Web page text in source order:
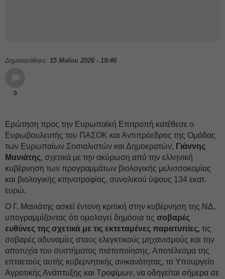
Δημοσιεύθηκε: 15 Μαΐου 2026 - 19:46
0
Ερώτηση προς την Ευρωπαϊκή Επιτροπή κατέθεσε ο
Ευρωβουλευτής του ΠΑΣΟΚ και Αντιπρόεδρος της Ομάδας
των Ευρωπαίων Σοσιαλιστών και Δημοκρατών, Γιάννης
Μανιάτης, σχετικά με την ακύρωση από την ελληνική
κυβέρνηση των προγραμμάτων βιολογικής μελισσοκομίας
και βιολογικής κτηνοτροφίας, συνολικού ύψους 134 εκατ.
ευρώ.
Ο Γ. Μανιάτης ασκεί έντονη κριτική στην κυβέρνηση της ΝΔ,
υπογραμμίζοντας ότι ομολογεί δημόσια τις σοβαρές
ευθύνες της σχετικά με τις εκτεταμένες παρατυπίες, τις
σοβαρές αδυναμίες στους ελεγκτικούς μηχανισμούς και την
αποτυχία του συστήματος πιστοποίησης. Αποτέλεσμα της
επταετούς αυτής κυβερνητικής ανικανότητας, το Υπουργείο
Αγροτικής Ανάπτυξης και Τροφίμων, να οδηγείται σήμερα σε